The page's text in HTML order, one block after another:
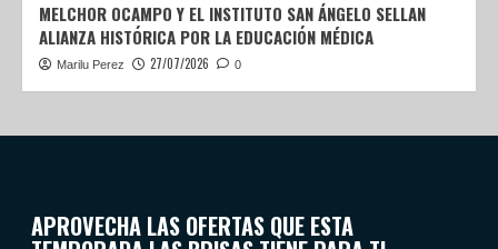
MELCHOR OCAMPO Y EL INSTITUTO SAN ÁNGELO SELLAN
ALIANZA HISTÓRICA POR LA EDUCACIÓN MÉDICA
Marilu Perez 27/07/2026 0
APROVECHA LAS OFERTAS QUE ESTA